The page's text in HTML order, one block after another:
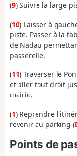
(9) Suivre la large
(10) Laisser à
piste. Passer à la
de Nadau
passerelle.
(11) Traverser le
et aller tout droit
mairie.
(1) Reprendre
revenir au parking (
Points de